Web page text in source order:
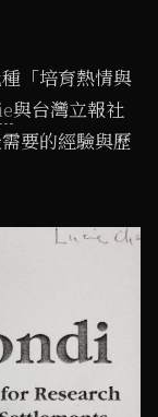
「培育熱情與
與台灣立報社
要的經驗與歷